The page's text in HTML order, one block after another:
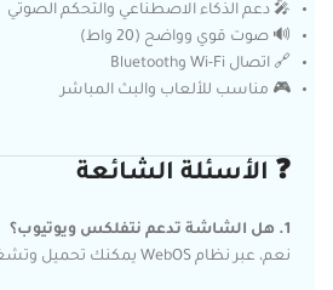
🎤 دعم الذكاء الاصطناعي والتحكم الصوتي
🔊 صوت قوي وواضح (20 واط)
🔗 اتصال Wi-Fi وBluetooth
🎮 مناسب للألعاب والبث المباشر
❓ الأسئلة الشائعة
1. هل الشاشة تدعم نتفلكس ويوتيوب؟
نعم، عبر نظام WebOS يمكنك تحميل وتشغيل التطبيقات بسهولة.